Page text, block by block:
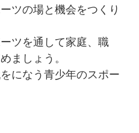
ツの場と機会をつくり
う。
ツを通して家庭、職
深めましょう。
になう青少年のスポー